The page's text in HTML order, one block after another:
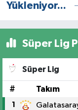
Yükleniyor...
Süper Lig
Süper Lig
# Takım
1